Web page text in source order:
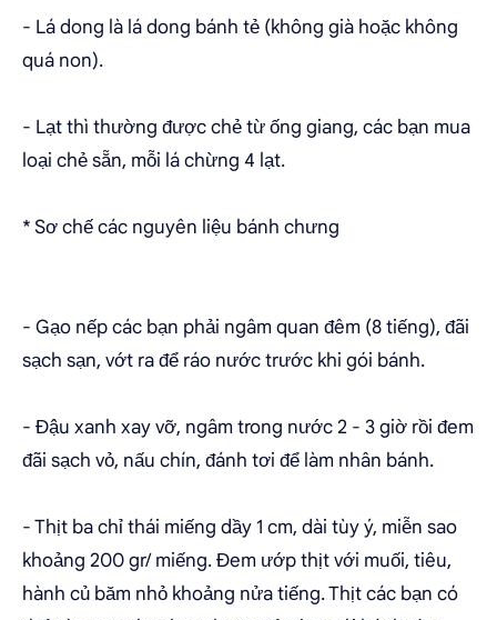
- Lá dong là lá dong bánh tẻ (không già hoặc không
quá non).
- Lạt thì thường được chẻ từ ống giang, các bạn mua
loại chẻ sẵn, mỗi lá chừng 4 lạt.
* Sơ chế các nguyên liệu bánh chưng
- Gạo nếp các bạn phải ngâm quan đêm (8 tiếng), đãi
sạch sạn, vớt ra để ráo nước trước khi gói bánh.
- Đậu xanh xay vỡ, ngâm trong nước 2 - 3 giờ rồi đem
đãi sạch vỏ, nấu chín, đánh tơi để làm nhân bánh.
- Thịt ba chỉ thái miếng dầy 1 cm, dài tùy ý, miễn sao
khoảng 200 gr/ miếng. Đem ướp thịt với muối, tiêu,
hành củ băm nhỏ khoảng nửa tiếng. Thịt các bạn có